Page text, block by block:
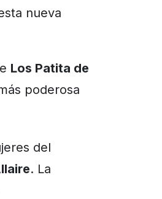
nueva
Los Patita de
poderosa
del
. La